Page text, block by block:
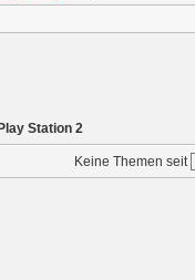
Station 2
Keine Themen seit